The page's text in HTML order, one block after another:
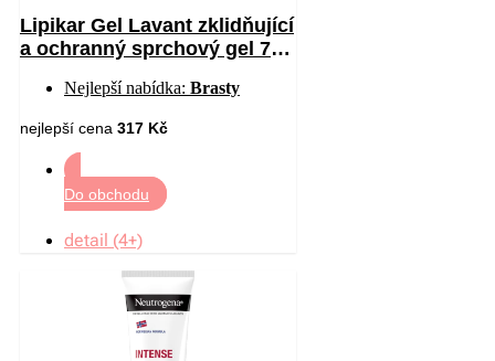
Lipikar Gel Lavant zklidňující
a ochranný sprchový gel 750
Nejlepší nabídka: Brasty
nejlepší cena 317 Kč
Do obchodu
detail (4+)